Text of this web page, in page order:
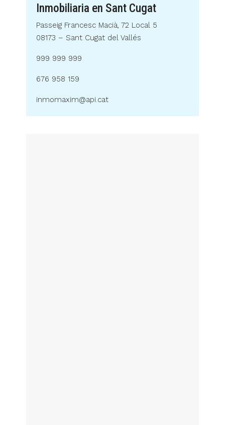
Inmobiliaria en Sant Cugat
Passeig Francesc Macià, 72 Local 5
08173 – Sant Cugat del Vallés
999 999 999
676 958 159
inmomaxim@api.cat